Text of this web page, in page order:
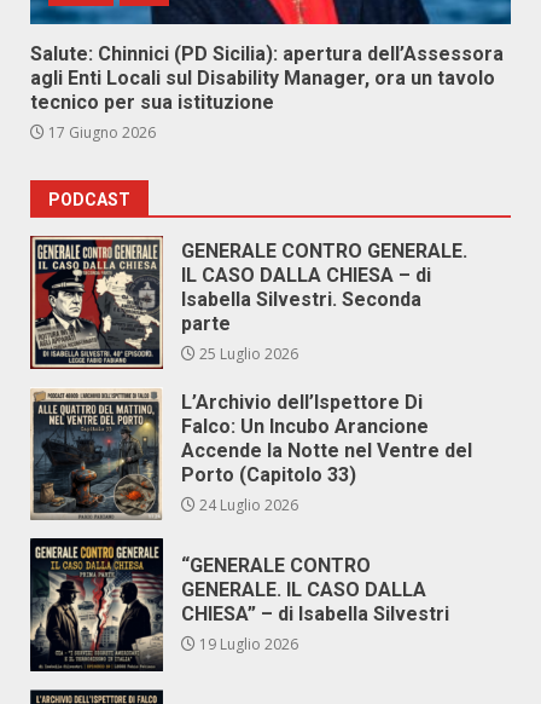
Salute: Chinnici (PD Sicilia): apertura dell’Assessora
agli Enti Locali sul Disability Manager, ora un tavolo
tecnico per sua istituzione
17 Giugno 2026
PODCAST
GENERALE CONTRO GENERALE.
IL CASO DALLA CHIESA – di
Isabella Silvestri. Seconda
parte
25 Luglio 2026
L’Archivio dell’Ispettore Di
Falco: Un Incubo Arancione
Accende la Notte nel Ventre del
Porto (Capitolo 33)
24 Luglio 2026
“GENERALE CONTRO
GENERALE. IL CASO DALLA
CHIESA” – di Isabella Silvestri
19 Luglio 2026